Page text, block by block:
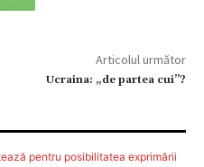
Articolul următor
Ucraina: „de partea cui”?
pentru posibilitatea exprimării